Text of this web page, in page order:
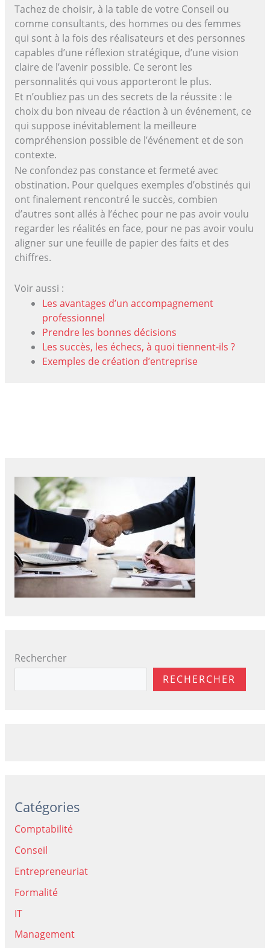
Tachez de choisir, à la table de votre Conseil ou
comme consultants, des hommes ou des femmes
qui sont à la fois des réalisateurs et des personnes
capables d’une réflexion stratégique, d’une vision
claire de l’avenir possible. Ce seront les
personnalités qui vous apporteront le plus.
Et n’oubliez pas un des secrets de la réussite : le
choix du bon niveau de réaction à un événement, ce
qui suppose inévitablement la meilleure
compréhension possible de l’événement et de son
contexte.
Ne confondez pas constance et fermeté avec
obstination. Pour quelques exemples d’obstinés qui
ont finalement rencontré le succès, combien
d’autres sont allés à l’échec pour ne pas avoir voulu
regarder les réalités en face, pour ne pas avoir voulu
aligner sur une feuille de papier des faits et des
chiffres.
Voir aussi :
Les avantages d’un accompagnement
professionnel
Prendre les bonnes décisions
Les succès, les échecs, à quoi tiennent-ils ?
Exemples de création d’entreprise
Rechercher
RECHERCHER
Catégories
Comptabilité
Conseil
Entrepreneuriat
Formalité
IT
Management